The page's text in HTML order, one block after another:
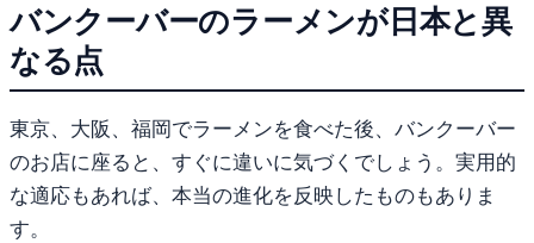
バンクーバーのラーメンが日本と異
なる点
東京、大阪、福岡でラーメンを食べた後、バンクーバー
のお店に座ると、すぐに違いに気づくでしょう。実用的
な適応もあれば、本当の進化を反映したものもありま
す。